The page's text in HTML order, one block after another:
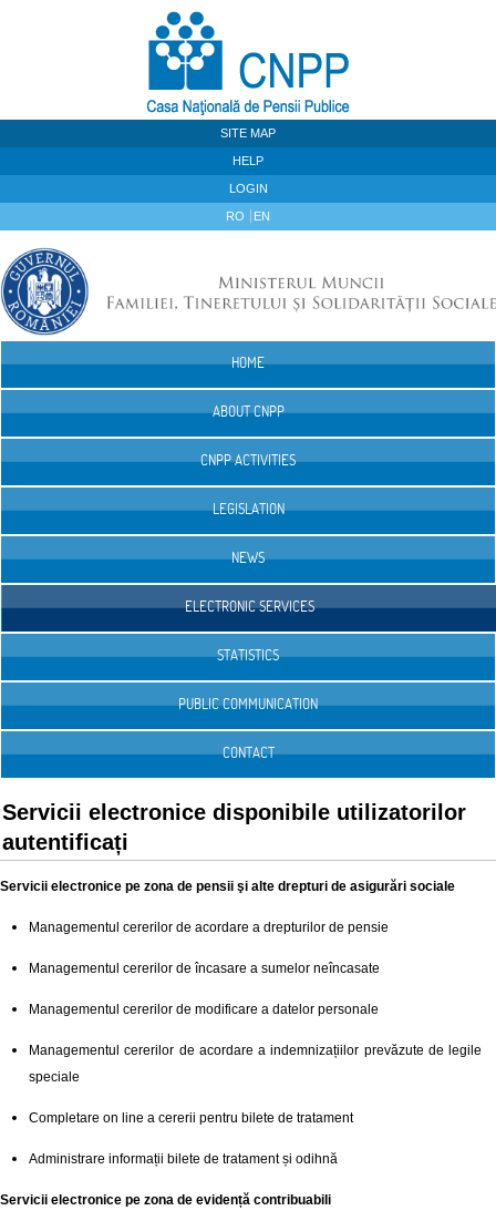
SITE MAP
HELP
LOGIN
RO EN
HOME
ABOUT CNPP
CNPP ACTIVITIES
LEGISLATION
NEWS
ELECTRONIC SERVICES
STATISTICS
PUBLIC COMMUNICATION
CONTACT
Servicii electronice disponibile utilizatorilor
autentificați
Servicii electronice pe zona de pensii şi alte drepturi de asigurări sociale
Managementul cererilor de acordare a drepturilor de pensie
Managementul cererilor de încasare a sumelor neîncasate
Managementul cererilor de modificare a datelor personale
Managementul cererilor de acordare a indemnizațiilor prevăzute de legile
speciale
Completare on line a cererii pentru bilete de tratament
Administrare informații bilete de tratament și odihnă
Servicii electronice pe zona de evidență contribuabili